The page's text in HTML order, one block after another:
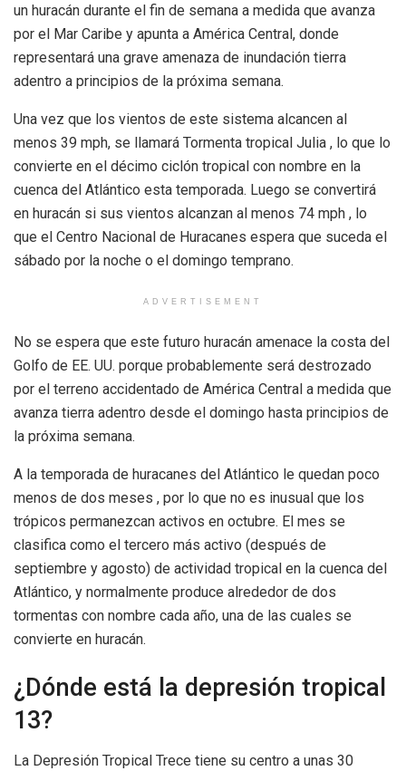
un huracán durante el fin de semana a medida que avanza
por el Mar Caribe y apunta a América Central, donde
representará una grave amenaza de inundación tierra
adentro a principios de la próxima semana.
Una vez que los vientos de este sistema alcancen al
menos 39 mph, se llamará Tormenta tropical Julia , lo que lo
convierte en el décimo ciclón tropical con nombre en la
cuenca del Atlántico esta temporada. Luego se convertirá
en huracán si sus vientos alcanzan al menos 74 mph , lo
que el Centro Nacional de Huracanes espera que suceda el
sábado por la noche o el domingo temprano.
ADVERTISEMENT
No se espera que este futuro huracán amenace la costa del
Golfo de EE. UU. porque probablemente será destrozado
por el terreno accidentado de América Central a medida que
avanza tierra adentro desde el domingo hasta principios de
la próxima semana.
A la temporada de huracanes del Atlántico le quedan poco
menos de dos meses , por lo que no es inusual que los
trópicos permanezcan activos en octubre. El mes se
clasifica como el tercero más activo (después de
septiembre y agosto) de actividad tropical en la cuenca del
Atlántico, y normalmente produce alrededor de dos
tormentas con nombre cada año, una de las cuales se
convierte en huracán.
¿Dónde está la depresión tropical
13?
La Depresión Tropical Trece tiene su centro a unas 30